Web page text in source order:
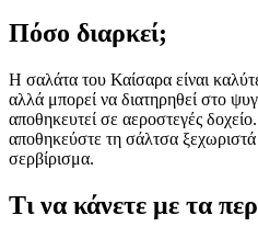
Πόσο διαρκεί;
Η σαλάτα του Καίσαρα είναι
αλλά μπορεί να διατηρηθεί στο
αποθηκευτεί σε αεροστεγές
αποθηκεύστε τη σάλτσα ξεχωριστά
σερβίρισμα.
Τι να κάνετε με τα